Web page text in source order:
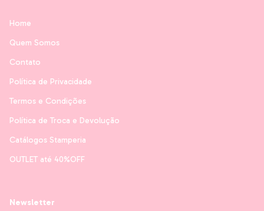
Home
Quem Somos
Contato
Política de Privacidade
Termos e Condições
Política de Troca e Devolução
Catálogos Stamperia
OUTLET até 40%OFF
Newsletter